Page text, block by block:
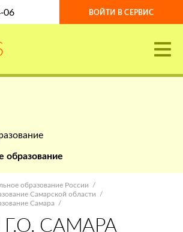
06 ВОЙТИ В СЕРВИС
образование
образование России
Самарской области
Самара
САМАРА